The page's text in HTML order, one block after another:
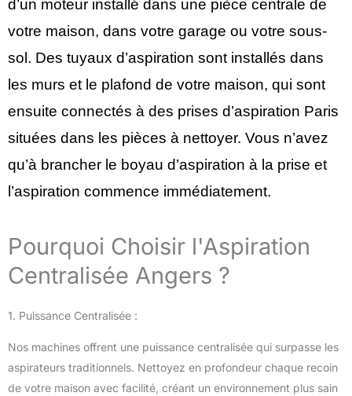
d’un moteur installé dans une pièce centrale de
votre maison, dans votre garage ou votre sous-
sol. Des tuyaux d’aspiration sont installés dans
les murs et le plafond de votre maison, qui sont
ensuite connectés à des prises d’aspiration Paris
situées dans les pièces à nettoyer. Vous n’avez
qu’à brancher le boyau d’aspiration à la prise et
l’aspiration commence immédiatement.
Pourquoi Choisir l'Aspiration
Centralisée Angers ?
1. Puissance Centralisée :
Nos machines offrent une puissance centralisée qui surpasse les
aspirateurs traditionnels. Nettoyez en profondeur chaque recoin
de votre maison avec facilité, créant un environnement plus sain